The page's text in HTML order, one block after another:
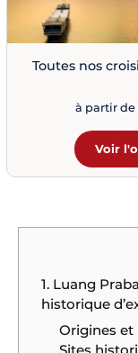
Toutes nos
à partir de
Voir
1. Luang
historique
Origines et